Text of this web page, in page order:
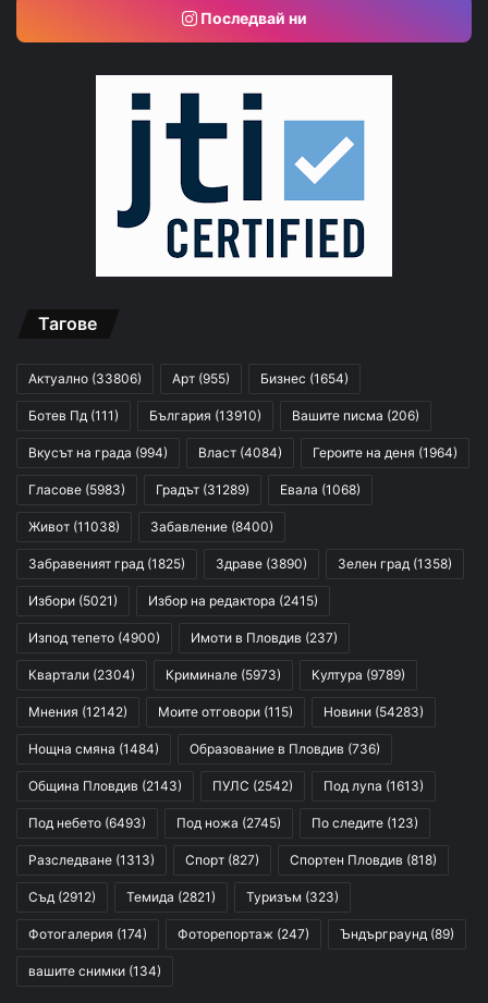
Последвай ни
Тагове
Актуално (33806) Арт (955) Бизнес (1654)
Ботев Пд (111) България (13910) Вашите писма (206)
Вкусът на града (994) Власт (4084) Героите на деня (1964)
Гласове (5983) Градът (31289) Евала (1068)
Живот (11038) Забавление (8400)
Забравеният град (1825) Здраве (3890) Зелен град (1358)
Избори (5021) Избор на редактора (2415)
Изпод тепето (4900) Имоти в Пловдив (237)
Квартали (2304) Криминале (5973) Култура (9789)
Мнения (12142) Моите отговори (115) Новини (54283)
Нощна смяна (1484) Образование в Пловдив (736)
Община Пловдив (2143) ПУЛС (2542) Под лупа (1613)
Под небето (6493) Под ножа (2745) По следите (123)
Разследване (1313) Спорт (827) Спортен Пловдив (818)
Съд (2912) Темида (2821) Туризъм (323)
Фотогалерия (174) Фоторепортаж (247) Ъндърграунд (89)
вашите снимки (134)